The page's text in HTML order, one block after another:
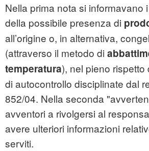
Nella prima nota si informavano
della possibile presenza di
all’origine o, in alternativa,
(attraverso il metodo di
temperatura), nel pieno
di autocontrollo disciplinate dal
852/04. Nella seconda
avventori a rivolgersi al
avere ulteriori informazioni
serviti.